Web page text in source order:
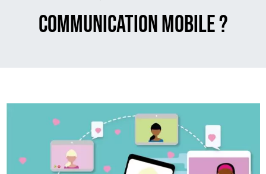
communication mobile ?